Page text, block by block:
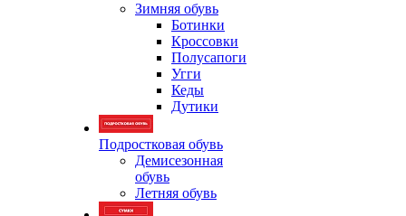
Зимняя обувь
Ботинки
Кроссовки
Полусапоги
Угги
Кеды
Дутики
Подростковая обувь
Демисезонная
обувь
Летняя обувь